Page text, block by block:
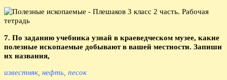
7. По заданию учебника узнай в краеведческом музее, какие
полезные ископаемые добывают в вашей местности. Запиши
их названия,
известняк, нефть, песок